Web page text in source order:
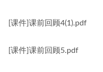
[课件]课前回顾4(1).pdf
[课件]课前回顾5.pdf